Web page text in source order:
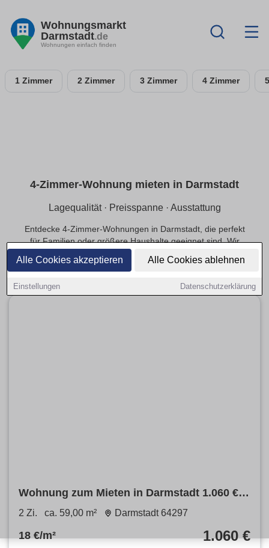
Alle Cookies akzeptieren Alle Cookies ablehnen
Einstellungen Datenschutzerklärung
Wohnungsmarkt
Darmstadt.de
Wohnungen einfach finden
1 Zimmer 2 Zimmer 3 Zimmer 4 Zimmer
4-Zimmer-Wohnung mieten in Darmstadt
Lagequalität · Preisspanne · Ausstattung
Entdecke 4-Zimmer-Wohnungen in Darmstadt, die perfekt
für Familien oder größere Haushalte geeignet sind. Wir
bieten dir Optionen in ruhigen Lagen und das passende
Preis-Leistungs-Verhältnis.
Wohnung zum Mieten in Darmstadt 1.060 €
59 m²
2 Zi. ca. 59,00 m² Darmstadt 64297
18 €/m² 1.060 €